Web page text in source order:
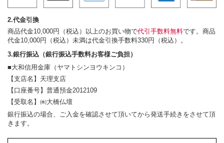
2.代金引換
商品代金10,000円（税込）以上のお買い物で代引手数料無料です。商品
代金10,000円（税込）未満は代金引換手数料330円（税込）。
3.銀行振込（銀行振込手数料お客様ご負担）
■大和信用金庫（ヤマトシンヨウキンコ）
【支店名】天理支店
【口座番号】普通預金2012109
【受取名】㈱大橋仏壇
銀行振込の場合、ご入金を確認させて頂いてから発送手続きをさせて頂
きます。